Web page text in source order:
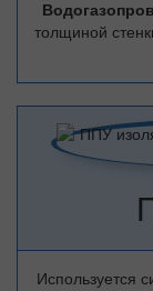
толщиной
Используется